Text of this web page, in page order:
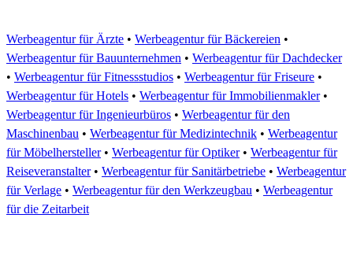
Werbeagentur für Ärzte • Werbeagentur für Bäckereien •
Werbeagentur für Bauunternehmen • Werbeagentur für Dachdecker
• Werbeagentur für Fitnessstudios • Werbeagentur für Friseure •
Werbeagentur für Hotels • Werbeagentur für Immobilienmakler•
Werbeagentur für Ingenieurbüros • Werbeagentur für den
Maschinenbau • Werbeagentur für Medizintechnik • Werbeagentur
für Möbelhersteller• Werbeagentur für Optiker• Werbeagentur für
Reiseveranstalter• Werbeagentur für Sanitärbetriebe • Werbeagentur
für Verlage • Werbeagentur für den Werkzeugbau • Werbeagentur
für die Zeitarbeit